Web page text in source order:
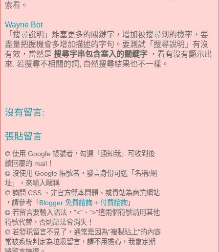
索看。
Wayne Bot
「搜尋說明」能塞更多的關鍵字，增加被搜尋到的機率，要
盡量把握機會多增加描述的字句。要測試「搜尋說明」有沒
有效，當然是 搜尋字串包含塞入的關鍵字 ，看有沒有顯示出
來. 若搜尋不相關的詞, 自然搜尋結果也不一樣。
沒有留言:
張貼留言
◎ 使用 Google 帳號者，勾選「通知我」可收到後
續回覆的 mail！
◎ 沒使用 Google 帳號者，發言身份可選「名稱/網
址」，來輸入暱稱
◎ 詢問 CSS 、非官方範本問題、或貴站為商業網站
，請參考「 Blogger 免費諮詢 + 付費諮詢 」
◎ 若留言要輸入語法，"<"、">"這兩個符號請用其他
符號代替，否則語法會消失！
◎ 若發現留言不見了，通常是因為"複製貼上"的內容
常被系統判定為垃圾留言，請不用擔心，我會定期